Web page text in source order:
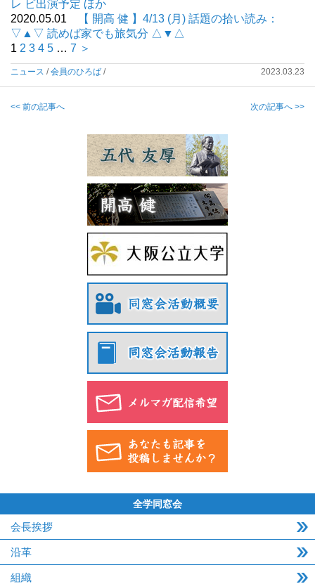
レ ビ出演予定 ほか
2020.05.01
【 開高 健 】4/13 (月) 話題の拾い読み：
▽▲▽ 読めば家でも旅気分 △▼△
1 2 3 4 5 … 7 ＞
ニュース /会員のひろば / 2023.03.23
<< 前の記事へ 次の記事へ >>
全学同窓会
会長挨拶
沿革
組織